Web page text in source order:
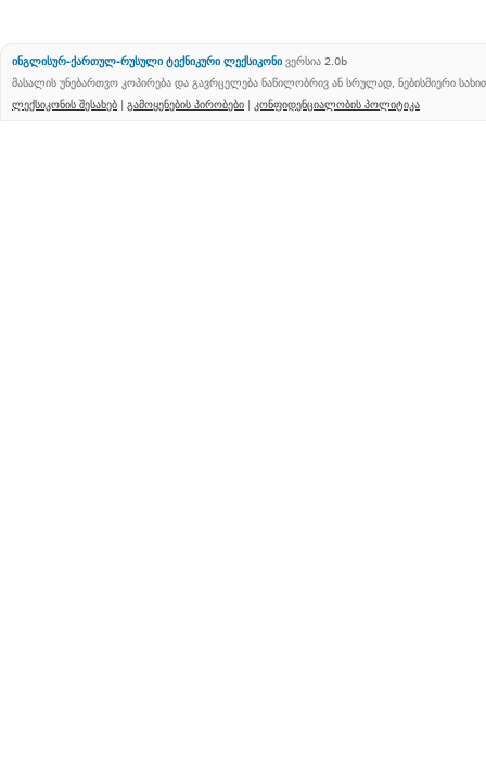
ინგლისურ-ქართულ-რუსული ტექნიკური ლექსიკონი ვერსია 2.0b
მასალის უნებართვო კოპირება და გავრცელება ნაწილობრივ ან სრულად, ნებისმიერი
ლექსიკონის შესახებ | გამოყენების პირობები | კონფიდენციალობის პოლიტიკა